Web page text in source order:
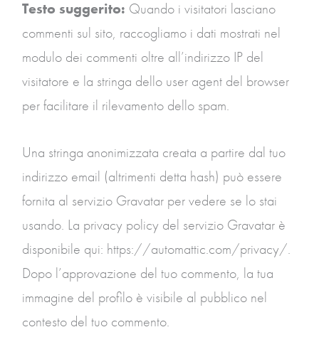
Testo suggerito: Quando i visitatori lasciano
commenti sul sito, raccogliamo i dati mostrati nel
modulo dei commenti oltre all’indirizzo IP del
visitatore e la stringa dello user agent del browser
per facilitare il rilevamento dello spam.
Una stringa anonimizzata creata a partire dal tuo
indirizzo email (altrimenti detta hash) può essere
fornita al servizio Gravatar per vedere se lo stai
usando. La privacy policy del servizio Gravatar è
disponibile qui: https://automattic.com/privacy/.
Dopo l’approvazione del tuo commento, la tua
immagine del profilo è visibile al pubblico nel
contesto del tuo commento.